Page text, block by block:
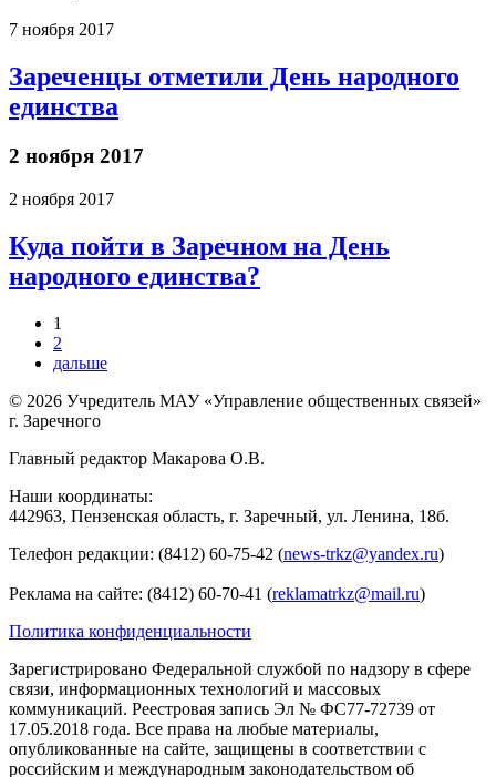
7 ноября 2017
Зареченцы отметили День народного
единства
2 ноября 2017
2 ноября 2017
Куда пойти в Заречном на День
народного единства?
Нумерация
страниц
1
2
дальше
© 2026 Учредитель МАУ «Управление общественных связей»
г. Заречного
Главный редактор Макарова О.В.
Наши координаты:
442963, Пензенская область, г. Заречный, ул. Ленина, 18б.
Телефон редакции: (8412) 60-75-42 (news-trkz@yandex.ru)
Реклама на сайте: (8412) 60-70-41 (reklamatrkz@mail.ru)
Политика конфиденциальности
Зарегистрировано Федеральной службой по надзору в сфере
связи, информационных технологий и массовых
коммуникаций. Реестровая запись Эл № ФС77-72739 от
17.05.2018 года. Все права на любые материалы,
опубликованные на сайте, защищены в соответствии с
российским и международным законодательством об